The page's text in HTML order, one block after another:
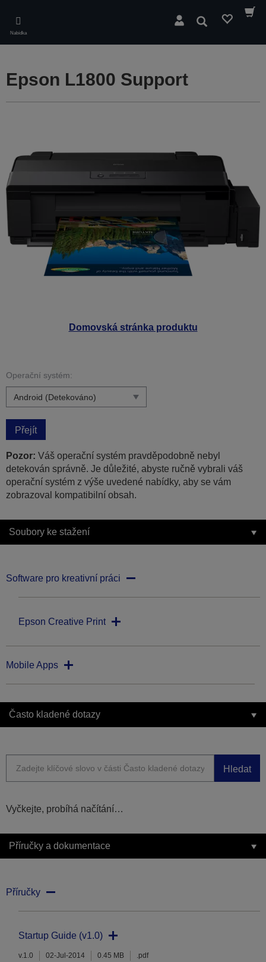
main
content
Nabídka
Hledat
Domovská stránka produktu
Epson L1800 Support
Operační systém:
Přejít
Pozor: Váš operační systém pravděpodobně nebyl
detekován správně. Je důležité, abyste ručně vybrali váš
operační systém z výše uvedené nabídky, aby se vám
zobrazoval kompatibilní obsah.
Soubory ke stažení
Software pro kreativní práci
Epson Creative Print
Mobile Apps
Často kladené dotazy
Hledat
Vyčkejte, probíhá načítání…
Příručky a dokumentace
Příručky
Startup Guide (v1.0)
v.1.0 02-Jul-2014 0.45 MB .pdf